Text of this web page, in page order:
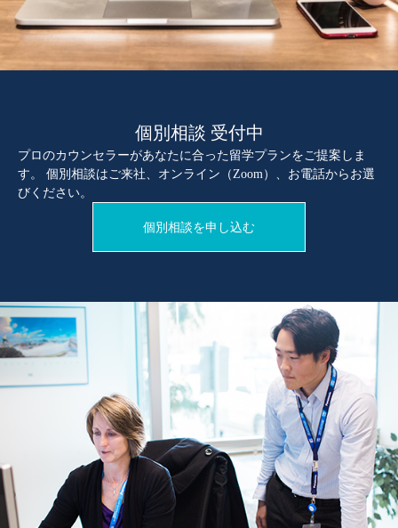
個別相談 受付中
プロのカウンセラーがあなたに合った留学プランをご提案しま
す。 個別相談はご来社、オンライン（Zoom）、お電話からお選
びください。
個別相談を申し込む